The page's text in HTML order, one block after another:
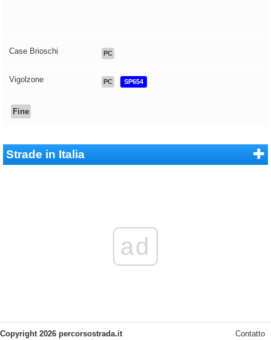
Case Brioschi PC
Vigolzone PC SP654
Fine
Strade in Italia
ad
Copyright 2026 percorsostrada.it Contatto